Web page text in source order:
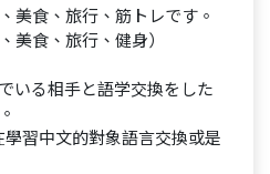
美食、旅行、筋トレです。
美食、旅行、健身）
いる相手と語学交換をした
習中文的對象語言交換或是